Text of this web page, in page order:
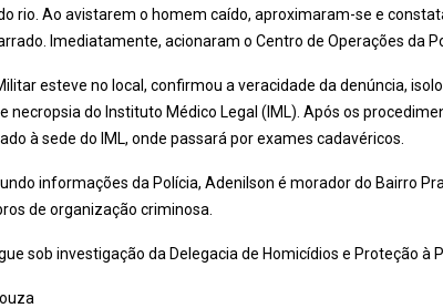
rio. Ao avistarem o homem caído, aproximaram-se e
Imediatamente, acionaram o Centro de Operações da
esteve no local, confirmou a veracidade da denúncia,
necropsia do Instituto Médico Legal (IML). Após os
à sede do IML, onde passará por exames cadavéricos.
informações da Polícia, Adenilson é morador do Bairro
de organização criminosa.
sob investigação da Delegacia de Homicídios e Proteção à